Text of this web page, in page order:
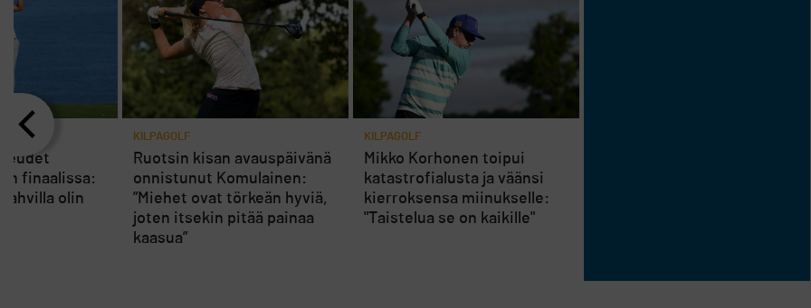
KILPAGOLF
Mikko Korhonen toipui
katastrofialusta ja väänsi
kierroksensa miinukselle:
"Taistelua se on kaikille"
finaalissa:
kahvilla olin
KILPAGOLF
Ruotsin kisan avauspäivänä
onnistunut Komulainen:
”Miehet ovat törkeän hyviä,
joten itsekin pitää painaa
kaasua”